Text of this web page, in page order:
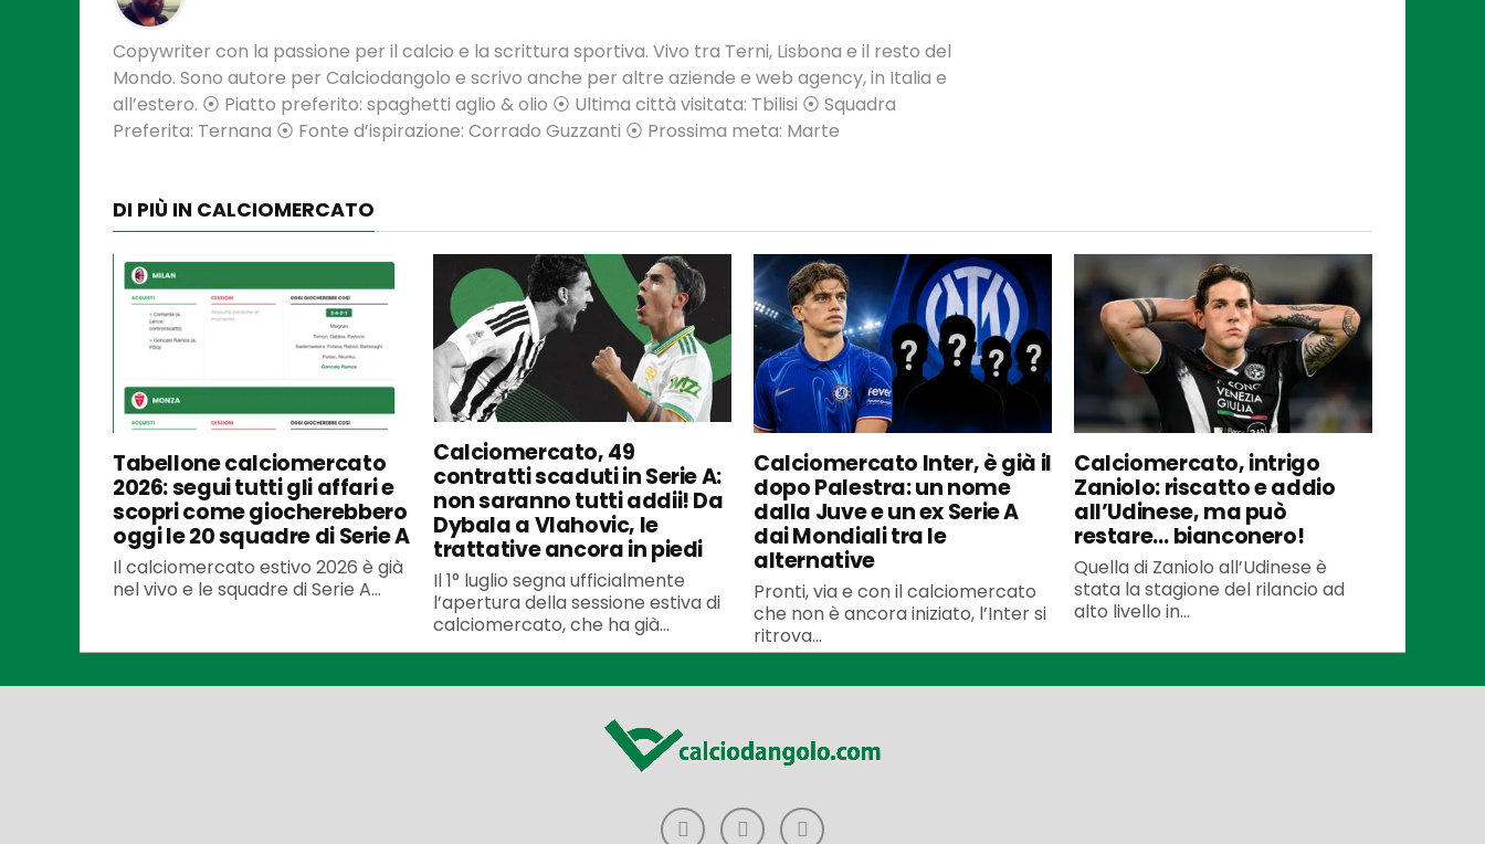
Copywriter con la passione per il calcio e la scrittura sportiva. Vivo tra Terni, Lisbona e il resto del
Mondo. Sono autore per Calciodangolo e scrivo anche per altre aziende e web agency, in Italia e
all’estero. ⦿ Piatto preferito: spaghetti aglio & olio ⦿ Ultima città visitata: Tbilisi ⦿ Squadra
Preferita: Ternana ⦿ Fonte d’ispirazione: Corrado Guzzanti ⦿ Prossima meta: Marte
DI PIÙ IN CALCIOMERCATO
Tabellone calciomercato
2026: segui tutti gli affari e
scopri come giocherebbero
oggi le 20 squadre di Serie A
Il calciomercato estivo 2026 è già
nel vivo e le squadre di Serie A...
Calciomercato, 49
contratti scaduti in Serie A:
non saranno tutti addii! Da
Dybala a Vlahovic, le
trattative ancora in piedi
Il 1° luglio segna ufficialmente
l’apertura della sessione estiva di
calciomercato, che ha già...
Calciomercato Inter, è già il
dopo Palestra: un nome
dalla Juve e un ex Serie A
dai Mondiali tra le
alternative
Pronti, via e con il calciomercato
che non è ancora iniziato, l’Inter si
ritrova...
Calciomercato, intrigo
Zaniolo: riscatto e addio
all’Udinese, ma può
restare… bianconero!
Quella di Zaniolo all’Udinese è
stata la stagione del rilancio ad
alto livello in...